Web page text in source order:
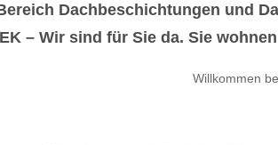
Dachbeschichtungen und
– Wir sind für Sie da. Sie
Willkommen